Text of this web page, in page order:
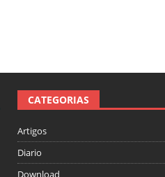
CATEGORIAS
Artigos
Diario
Download